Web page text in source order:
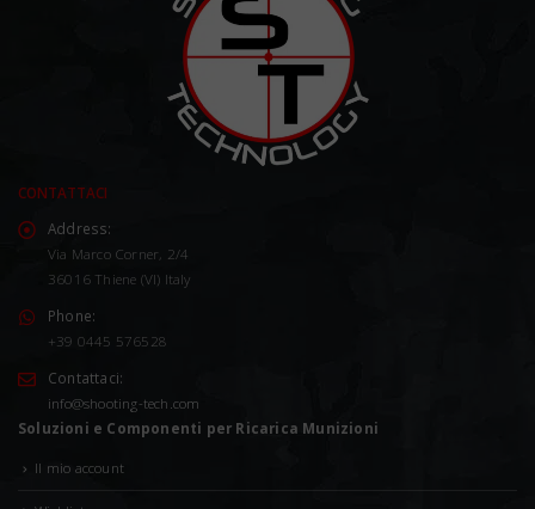
CONTATTACI
Address:
Via Marco Corner, 2/4
36016 Thiene (VI) Italy
Phone:
+39 0445 576528
Contattaci:
info@shooting-tech.com
Soluzioni e Componenti per Ricarica Munizioni
Il mio account